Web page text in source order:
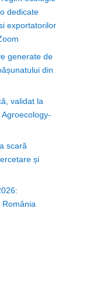
dedicate
exportatorilor
generate de
din
validat la
scară
și